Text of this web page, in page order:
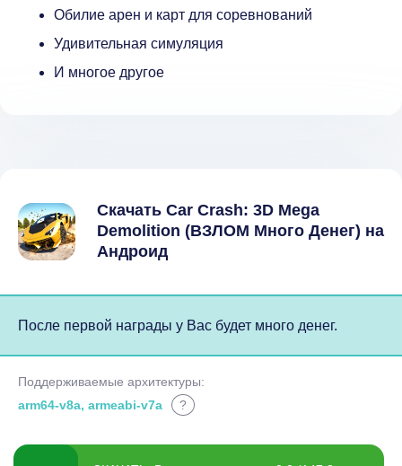
Обилие арен и карт для соревнований
Удивительная симуляция
И многое другое
Скачать Car Crash: 3D Mega
Demolition (ВЗЛОМ Много Денег) на
Андроид
После первой награды у Вас будет много денег.
Поддерживаемые архитектуры:
arm64-v8a, armeabi-v7a
?